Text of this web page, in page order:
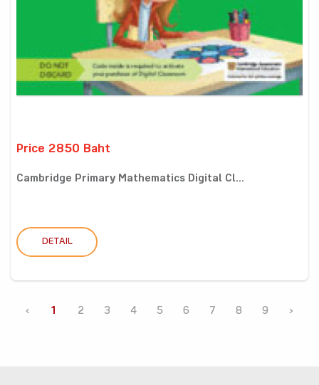
Price 2850 Baht
Cambridge Primary Mathematics Digital Cl...
DETAIL
‹ 1 2 3 4 5 6 7 8 9 ›